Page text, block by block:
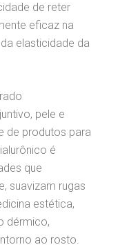
de reter
eficaz na
elasticidade da
pele e
de produtos para
é
que
suavizam rugas
estética,
dérmico,
ao rosto.